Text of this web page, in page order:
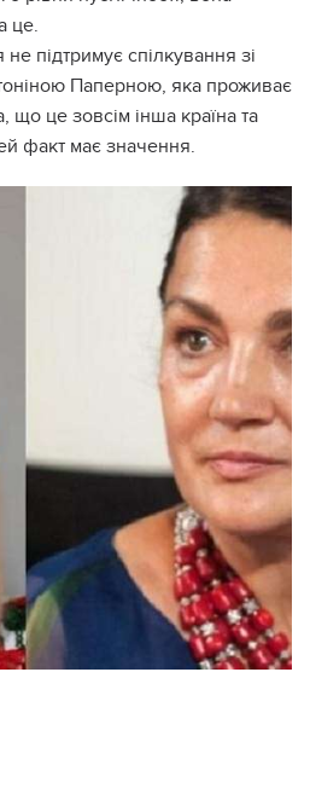
це.
підтримує спілкування зі
Паперною, яка проживає
що це зовсім інша країна та
факт має значення.